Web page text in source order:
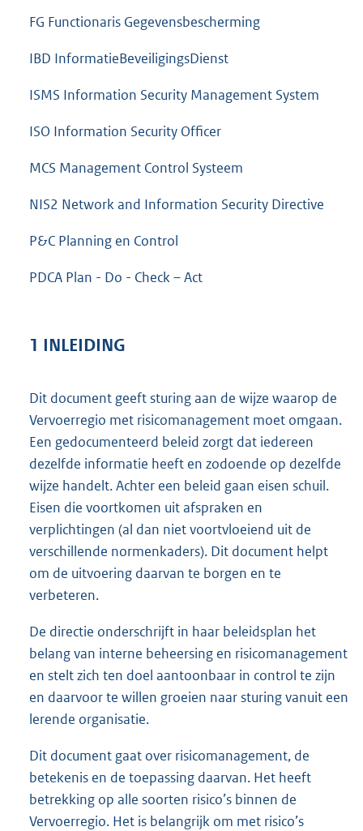
FG Functionaris Gegevensbescherming
IBD InformatieBeveiligingsDienst
ISMS Information Security Management System
ISO Information Security Officer
MCS Management Control Systeem
NIS2 Network and Information Security Directive
P&C Planning en Control
PDCA Plan - Do - Check – Act
1 INLEIDING
Dit document geeft sturing aan de wijze waarop de
Vervoerregio met risicomanagement moet omgaan.
Een gedocumenteerd beleid zorgt dat iedereen
dezelfde informatie heeft en zodoende op dezelfde
wijze handelt. Achter een beleid gaan eisen schuil.
Eisen die voortkomen uit afspraken en
verplichtingen (al dan niet voortvloeiend uit de
verschillende normenkaders). Dit document helpt
om de uitvoering daarvan te borgen en te
verbeteren.
De directie onderschrijft in haar beleidsplan het
belang van interne beheersing en risicomanagement
en stelt zich ten doel aantoonbaar in control te zijn
en daarvoor te willen groeien naar sturing vanuit een
lerende organisatie.
Dit document gaat over risicomanagement, de
betekenis en de toepassing daarvan. Het heeft
betrekking op alle soorten risico’s binnen de
Vervoerregio. Het is belangrijk om met risico’s